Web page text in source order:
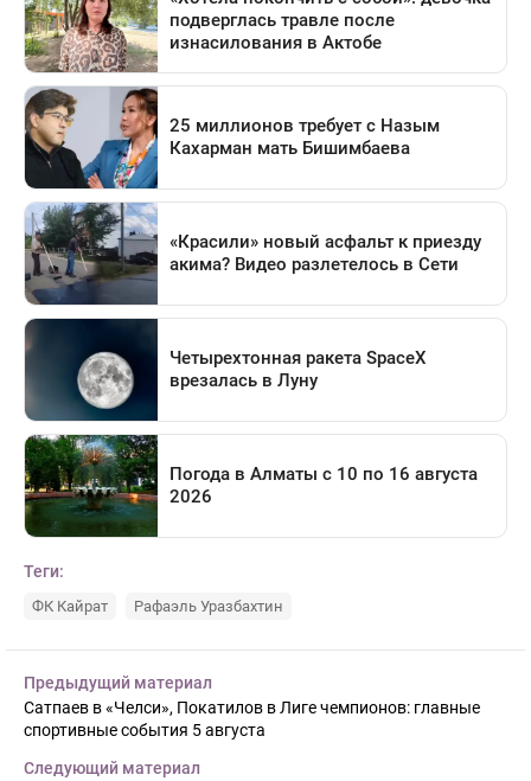
Теги:
ФК Кайрат Рафаэль Уразбахтин
Предыдущий материал
Сатпаев в «Челси», Покатилов в Лиге чемпионов: главные
спортивные события 5 августа
Следующий материал